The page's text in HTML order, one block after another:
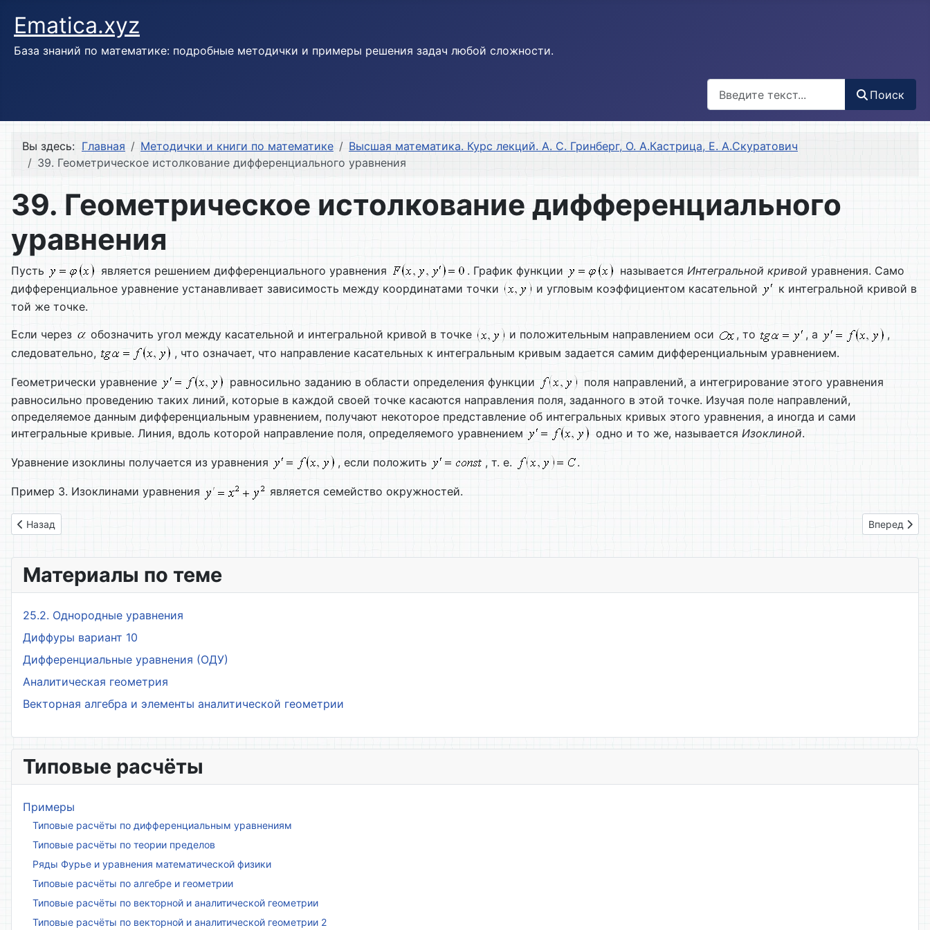
Ematica.xyz
База знаний по математике: подробные методички и примеры решения задач любой сложности.
Поиск
Вы здесь: Главная Методички и книги по математике
Высшая математика. Курс лекций. А. С. Гринберг, О. А.Кастрица, Е. А.Скуратович
39. Геометрическое истолкование дифференциального уравнения
39. Геометрическое истолкование дифференциального
уравнения
Пусть является решением дифференциального уравнения . График функции называется Интегральной кривой уравнения. Само
дифференциальное уравнение устанавливает зависимость между координатами точки
и угловым коэффициентом касательной
к интегральной кривой в
той же точке.
Если через
обозначить угол между касательной и интегральной кривой в точке и положительным направлением оси , то , а
,
следовательно,
, что означает, что направление касательных к интегральным кривым задается самим дифференциальным уравнением.
Геометрически уравнение равносильно заданию в области определения функции
поля направлений, а интегрирование этого уравнения
равносильно проведению таких линий, которые в каждой своей точке касаются направления поля, заданного в этой точке. Изучая поле направлений,
определяемое данным дифференциальным уравнением, получают некоторое представление об интегральных кривых этого уравнения, а иногда и сами
интегральные кривые. Линия, вдоль которой направление поля, определяемого уравнением
одно и то же, называется Изоклиной.
Уравнение изоклины получается из уравнения , если положить , т. е. .
Пример 3. Изоклинами уравнения является семейство окружностей.
Предыдущий: 38. Дифференциальные уравнения семейства кривых
Назад Следующий:
Вперед
Материалы по теме
25.2. Однородные уравнения
Диффуры вариант 10
Дифференциальные уравнения (ОДУ)
Аналитическая геометрия
Векторная алгебра и элементы аналитической геометрии
Типовые расчёты
Примеры
Типовые расчёты по дифференциальным уравнениям
Типовые расчёты по теории пределов
Ряды Фурье и уравнения математической физики
Типовые расчёты по алгебре и геометрии
Типовые расчёты по векторной и аналитической геометрии
Типовые расчёты по векторной и аналитической геометрии 2